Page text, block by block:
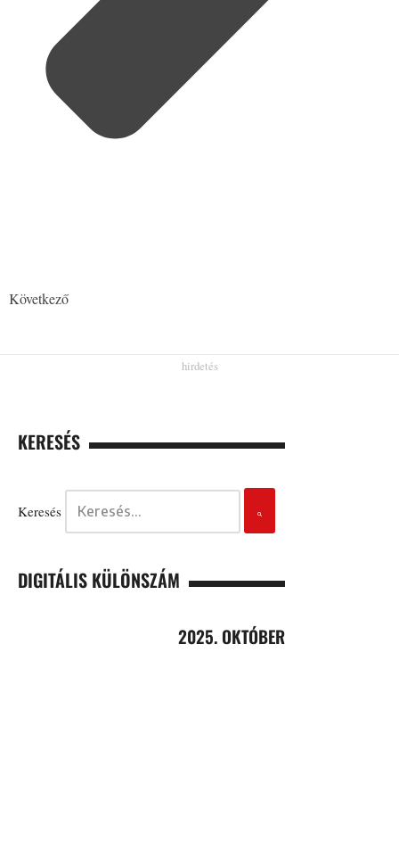
Következő
KERESÉS
Keresés
DIGITÁLIS KÜLÖNSZÁM
2025. OKTÓBER